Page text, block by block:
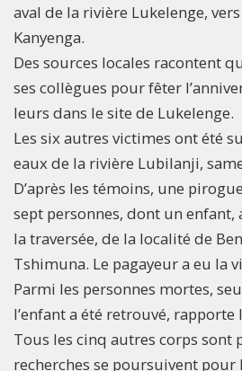
aval de la rivière Lukelenge,
Kanyenga.
Des sources locales racontent
ses collègues pour fêter
leurs dans le site de Lukelenge.
Les six autres victimes ont été
eaux de la rivière Lubilanji,
D’après les témoins, une
sept personnes, dont un enfant,
la traversée, de la localité de
Tshimuna. Le pagayeur a eu la
Parmi les personnes mortes,
l’enfant a été retrouvé, rapporte
Tous les cinq autres corps sont
recherches se poursuivent pour